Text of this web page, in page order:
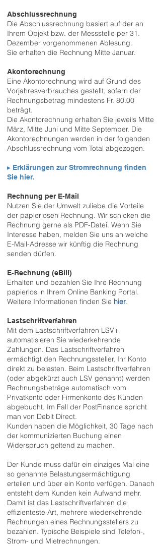
Abschlussrechnung
Die Abschlussrechnung basiert auf der an
Ihrem Objekt bzw. der Messstelle per 31.
Dezember vorgenommenen Ablesung.
Sie erhalten die Rechnung Mitte Januar.
Akontorechnung
Eine Akontorechnung wird auf Grund des
Vorjahresverbrauches gestellt, sofern der
Rechnungsbetrag mindestens Fr. 80.00
beträgt.
Die Akontorechnung erhalten Sie jeweils Mitte
März, Mitte Juni und Mitte September. Die
Akontorechnungen werden in der folgenden
Abschlussrechnung vom Total abgezogen.
▸ Erklärungen zur Stromrechnung finden
Sie hier.
Rechnung per E-Mail
Nutzen Sie der Umwelt zuliebe die Vorteile
der papierlosen Rechnung. Wir schicken die
Rechnung gerne als PDF-Datei. Wenn Sie
Interesse haben, melden Sie uns an welche
E-Mail-Adresse wir künftig die Rechnung
senden dürfen.
E-Rechnung (eBill)
Erhalten und bezahlen Sie Ihre Rechnung
papierlos in Ihrem Online Banking Portal.
Weitere Informationen finden Sie hier.
Lastschriftverfahren
Mit dem Lastschriftverfahren LSV+
automatisieren Sie wiederkehrende
Zahlungen. Das Lastschriftverfahren
ermächtigt den Rechnungssteller, Ihr Konto
direkt zu belasten. Beim Lastschriftverfahren
(oder abgekürzt auch LSV genannt) werden
Rechnungsbeträge automatisch vom
Privatkonto oder Firmenkonto des Kunden
abgebucht. Im Fall der PostFinance spricht
man von Debit Direct.
Kunden haben die Möglichkeit, 30 Tage nach
der kommunizierten Buchung einen
Widerspruch geltend zu machen.
Der Kunde muss dafür ein einziges Mal eine
so genannte Belastungsermächtigung
erteilen und über ein Konto verfügen. Danach
entsteht dem Kunden kein Aufwand mehr.
Damit ist das Lastschriftverfahren die
effizienteste Art, mehrere wiederkehrende
Rechnungen eines Rechnungsstellers zu
bezahlen. Typische Beispiele sind Telefon-,
Strom- und Mietrechnungen.